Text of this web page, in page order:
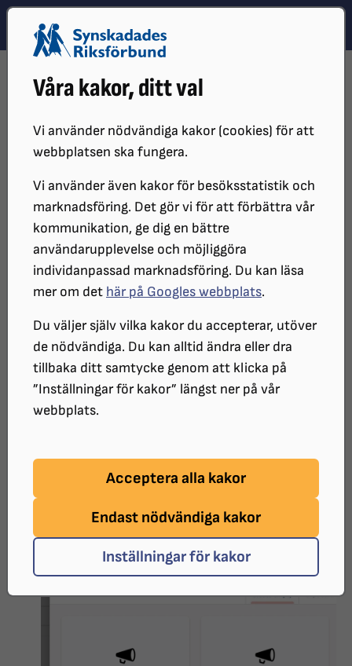
Våra kakor, ditt val
Vi använder nödvändiga kakor (cookies) för att
webbplatsen ska fungera.
Vi använder även kakor för besöksstatistik och
marknadsföring. Det gör vi för att förbättra vår
kommunikation, ge dig en bättre
användarupplevelse och möjliggöra
individanpassad marknadsföring. Du kan läsa
mer om det här på Googles webbplats.
Du väljer själv vilka kakor du accepterar, utöver
de nödvändiga. Du kan alltid ändra eller dra
tillbaka ditt samtycke genom att klicka på
”Inställningar för kakor” längst ner på vår
webbplats.
Acceptera alla kakor
Endast nödvändiga kakor
Inställningar för kakor
Hoppa till innehåll
Hoppa till hitta snabbt
SKAPA EN PERSONLISTA
Skapa en personlista
En personlista används för att lägga till
en informationsruta med namn, titel
bild och kontaktuppgifter för en eller
flera personer.
Klicka på en distrikts- eller lokalsida isidträdet
för att öppna sidan förredigering.
Klicka på knappen "Lägg till innehåll" som du
hittar sist av alla redigerbara fält.
Välj alternativet "Personlista".